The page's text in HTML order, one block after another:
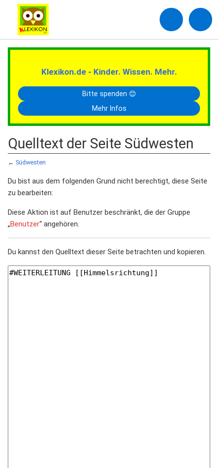
Klexikon.de - Kinder. Wissen. Mehr.
Bitte spenden 😊
Mehr Infos
Quelltext der Seite Südwesten
← Südwesten
Du bist aus dem folgenden Grund nicht berechtigt, diese Seite
zu bearbeiten:
Diese Aktion ist auf Benutzer beschränkt, die der Gruppe
„Benutzer“ angehören.
Du kannst den Quelltext dieser Seite betrachten und kopieren.